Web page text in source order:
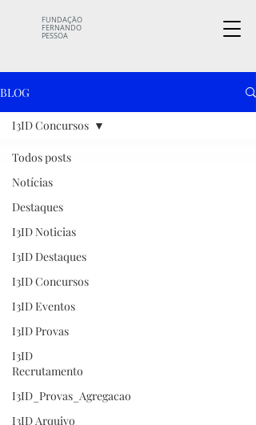
FUNDAÇÃO
FERNANDO
PESSOA
BLOG
Todos posts
Notícias
Destaques
I3ID Noticias
I3ID Destaques
I3ID Concursos
I3ID Eventos
I3ID Provas
I3ID
Recrutamento
I3ID_Provas_Agregacao
I3ID Arquivo
I3ID Concursos